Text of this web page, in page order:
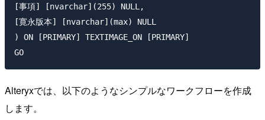
[事項] [nvarchar](255) NULL,
[寛永版本] [nvarchar](max) NULL
) ON [PRIMARY] TEXTIMAGE_ON [PRIMARY]
Alteryxでは、以下のようなシンプルなワークフローを作成
します。